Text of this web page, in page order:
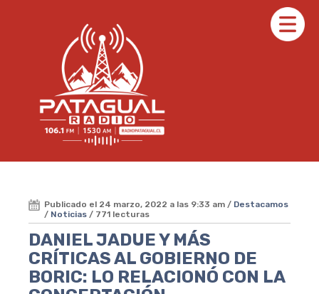
Publicado el 24 marzo, 2022 a las 9:33 am / Destacamos
/ Noticias / 771 lecturas
DANIEL JADUE Y MÁS
CRÍTICAS AL GOBIERNO DE
BORIC: LO RELACIONÓ CON LA